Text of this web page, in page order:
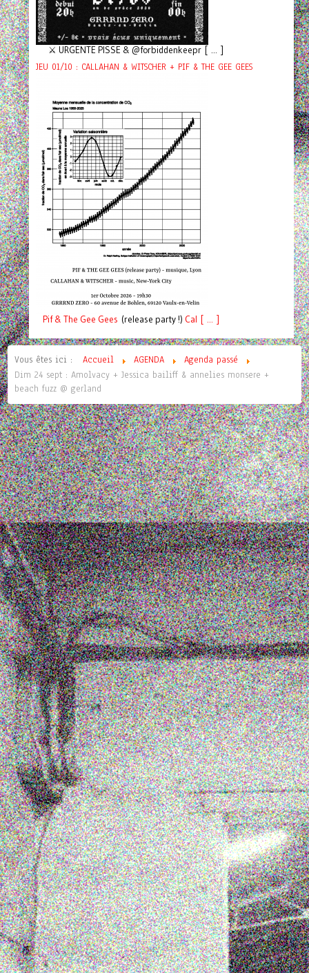
⚔️ URGENTE PISSE & @forbiddenkeepr [ ... ]
JEU 01/10 : CALLAHAN & WITSCHER + PIF & THE GEE GEES
Pif& The Gee Gees (release party !) Cal [ ... ]
Vous êtes ici : Accueil AGENDA
Agenda passé
Dim 24 sept : Amolvacy + Jessica bailiff & annelies monsere +
beach fuzz @ gerland